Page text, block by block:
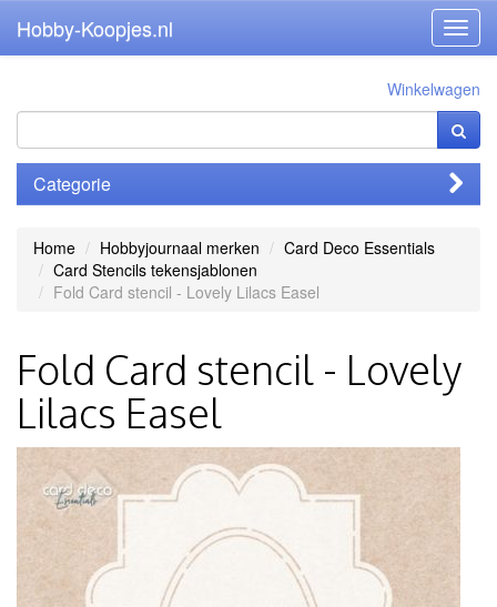
Hobby-Koopjes.nl
Winkelwagen
Categorie
Home Hobbyjournaal merken
Card Deco Essentials
Card Stencils tekensjablonen
Fold Card stencil - Lovely Lilacs Easel
Fold Card stencil - Lovely
Lilacs Easel